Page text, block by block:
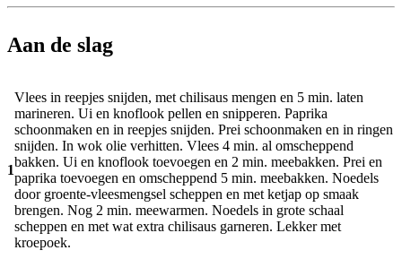
Aan de slag
1
Vlees in reepjes snijden, met chilisaus mengen en 5 min. laten
marineren. Ui en knoflook pellen en snipperen. Paprika
schoonmaken en in reepjes snijden. Prei schoonmaken en in ringen
snijden. In wok olie verhitten. Vlees 4 min. al omscheppend
bakken. Ui en knoflook toevoegen en 2 min. meebakken. Prei en
paprika toevoegen en omscheppend 5 min. meebakken. Noedels
door groente-vleesmengsel scheppen en met ketjap op smaak
brengen. Nog 2 min. meewarmen. Noedels in grote schaal
scheppen en met wat extra chilisaus garneren. Lekker met
kroepoek.